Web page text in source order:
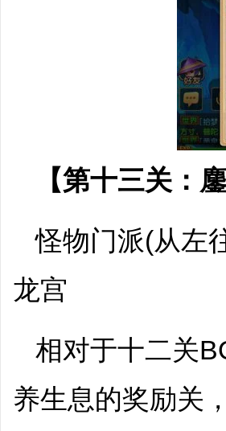
【第十三关：
怪物门派(从左
龙宫
相对于十二关
养生息的奖励关